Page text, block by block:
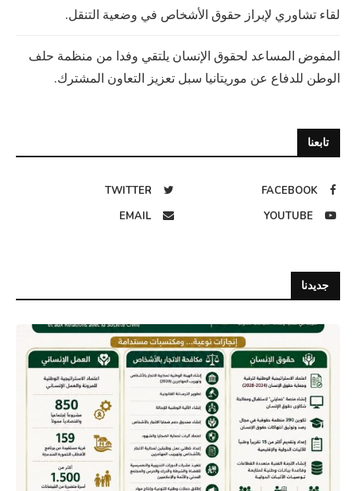
لقاء تشاوري لإبراز حقوق الأشخاص في وضعية التنقل.
المفوض المساعد لحقوق الإنسان يلتقي وفدا من منظمة حلف
الوطن للدفاع عن موريتانيا سبل تعزيز التعاون المشترك.
تابعنا
FACEBOOK
TWITTER
YOUTUBE
EMAIL
جديدنا